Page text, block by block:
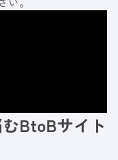
BtoBサイト